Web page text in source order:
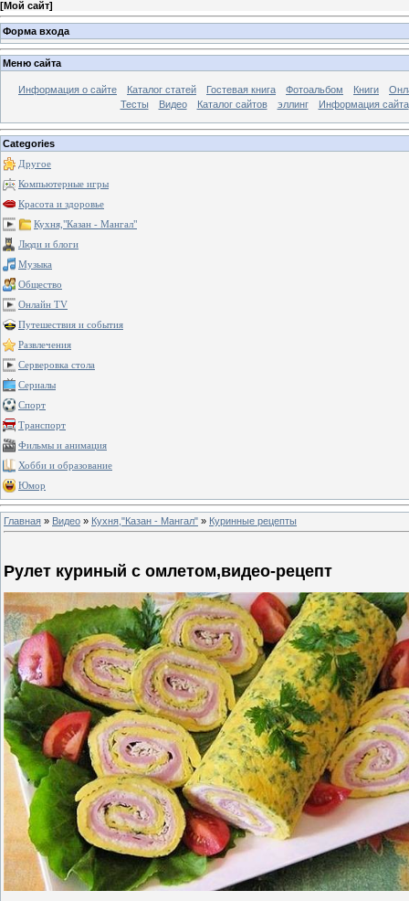
[Мой сайт]
Форма входа
Меню сайта
Информация о сайте Каталог статей Гостевая книга Фотоальбом Книги
Тесты
Видео Каталог сайтов эллинг Информация сайта
Categories
Другое
Компьютерные игры
Красота и здоровье
Кухня,"Казан - Мангал"
Люди и блоги
Музыка
Общество
Онлайн TV
Путешествия и события
Развлечения
Серверовка стола
Сериалы
Спорт
Транспорт
Фильмы и анимация
Хобби и образование
Юмор
Главная » Видео » Кухня,"Казан - Мангал" » Куринные рецепты
Рулет куриный с омлетом,видео-рецепт